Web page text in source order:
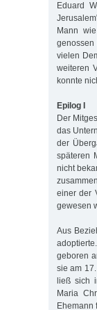
Eduard
Mann
genossen
vielen
weiteren
konnte
Epilog I
Der
das
der
späteren
nicht
einer der
gewesen
Aus
geboren
sie am
ließ sich
Maria
Ehemann